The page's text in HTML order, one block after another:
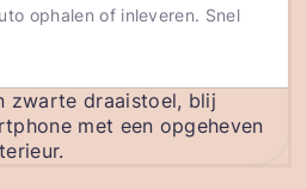
ophalen of inleveren. Snel